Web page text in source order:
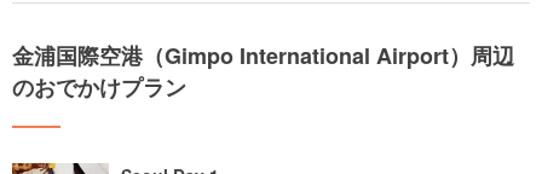
金浦国際空港（Gimpo International Airport）周辺
のおでかけプラン